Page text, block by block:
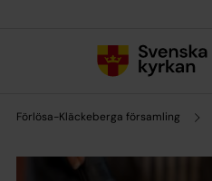
Förlösa-Kläckeberga församling